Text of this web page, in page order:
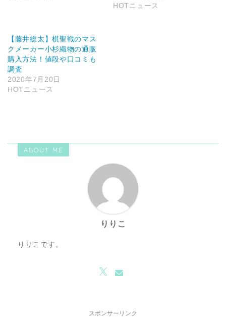
HOTニュース
【藤井総太】棋聖戦のマス
クメーカー小杉織物の通販
購入方法！値段や口コミも
調査
2020年7月20日
HOTニュース
ABOUT ME
りりこ
りりこです。
スポンサーリンク